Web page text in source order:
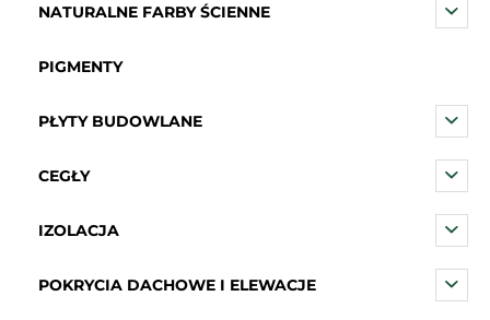
NATURALNE FARBY ŚCIENNE
PIGMENTY
PŁYTY BUDOWLANE
CEGŁY
IZOLACJA
POKRYCIA DACHOWE I ELEWACJE